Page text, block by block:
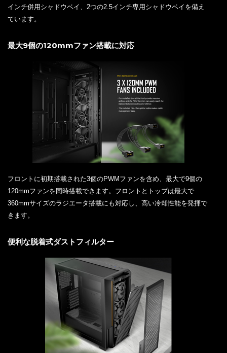
インチ併用シャドウベイ、2つの2.5インチ専用シャドウベイを備え
ています。
最大9個の120mmファン搭載に対応
フロントに初期搭載された3個のPWMファンを含め、最大で9個の
120mmファンを同時搭載できます。フロントとトップは最大で
360mmサイズのラジエータ搭載にも対応し、高い冷却性能を発揮で
きます。
便利な脱着式ダストフィルター